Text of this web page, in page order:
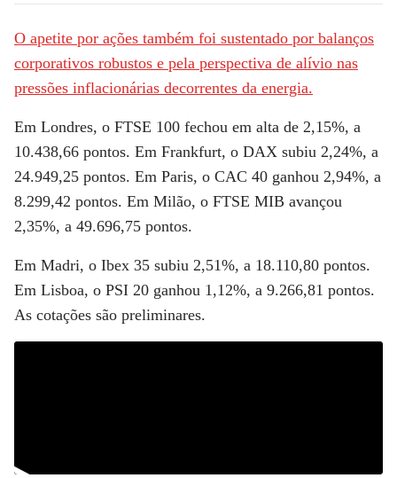
O apetite por ações também foi sustentado por balanços
corporativos robustos e pela perspectiva de alívio nas
pressões inflacionárias decorrentes da energia.
Em Londres, o FTSE 100 fechou em alta de 2,15%, a
10.438,66 pontos. Em Frankfurt, o DAX subiu 2,24%, a
24.949,25 pontos. Em Paris, o CAC 40 ganhou 2,94%, a
8.299,42 pontos. Em Milão, o FTSE MIB avançou
2,35%, a 49.696,75 pontos.
Em Madri, o Ibex 35 subiu 2,51%, a 18.110,80 pontos.
Em Lisboa, o PSI 20 ganhou 1,12%, a 9.266,81 pontos.
As cotações são preliminares.